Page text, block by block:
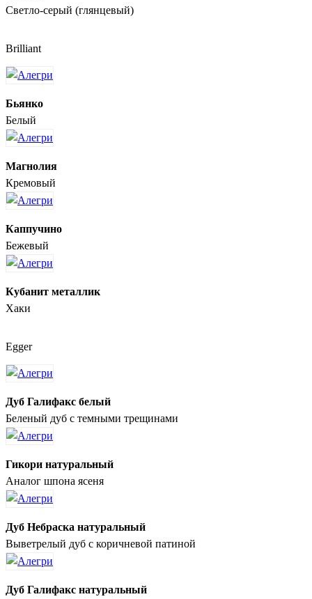
Светло-серый (глянцевый)
Brilliant
Бьянко
Белый
Магнолия
Кремовый
Каппучино
Бежевый
Кубанит металлик
Хаки
Egger
Дуб Галифакс белый
Беленый дуб с темными трещинами
Гикори натуральный
Аналог шпона ясеня
Дуб Небраска натуральный
Выветрелый дуб с коричневой патиной
Дуб Галифакс натуральный